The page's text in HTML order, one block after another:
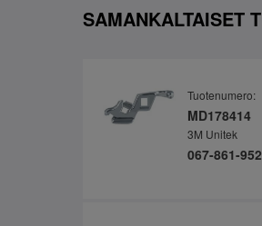
SAMANKALTAISET
Tuotenumero:
MD178414
3M Unitek
067-861-